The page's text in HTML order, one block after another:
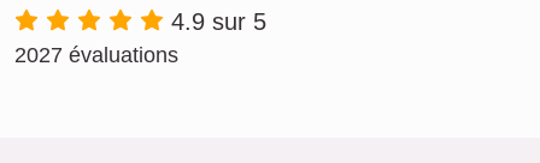
4.9 sur 5
2027 évaluations